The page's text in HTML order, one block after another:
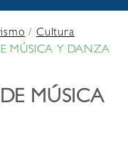
/Cultura
MÚSICA Y DANZA
MÚSICA